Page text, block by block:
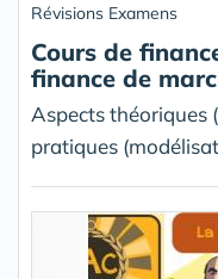
Révisions Examens
Cours de
finance de
Aspects
pratiques